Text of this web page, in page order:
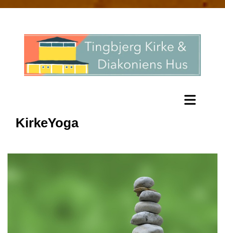
KirkeYoga